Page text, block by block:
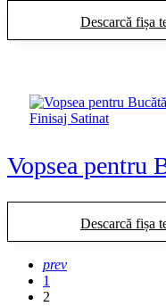
Descarcă fișa
Vopsea pentru
Descarcă fișa
prev
1
2